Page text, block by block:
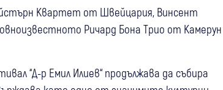
Квартет от Швейцария, Винсент
Ричард Бона Трио от Камерун
“Д-р Емил Илиев“ продължава да събира